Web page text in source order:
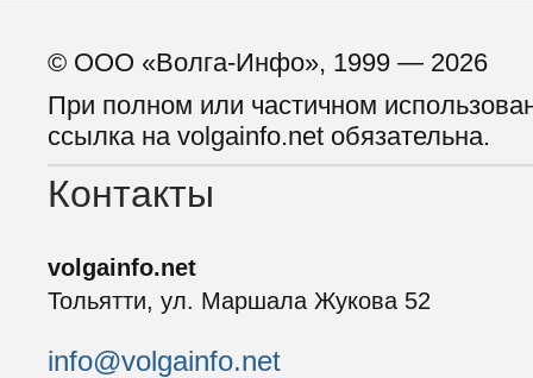
© ООО «Волга-Инфо», 1999 — 2026
При полном или частичном
ссылка на volgainfo.net обязательна.
Контакты
volgainfo.net
Тольятти, ул. Маршала Жукова 52
info@volgainfo.net